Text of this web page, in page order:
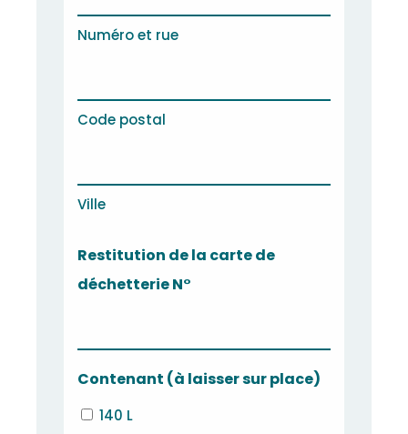
Numéro et rue
Code postal
Ville
Restitution de la carte de
déchetterie N°
Contenant (à laisser sur place)
140 L